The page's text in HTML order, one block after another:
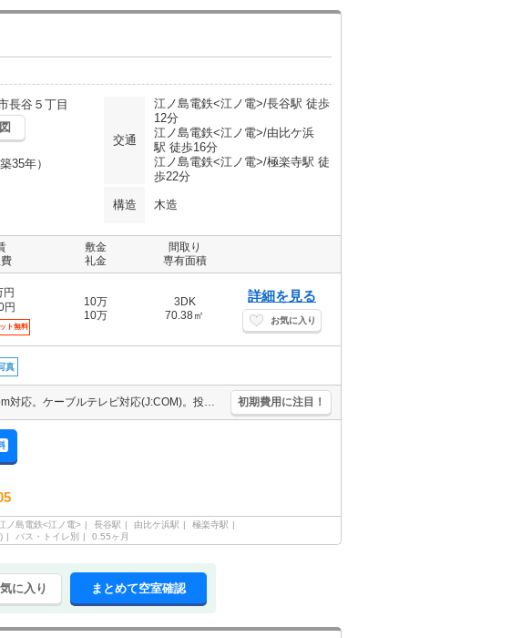
長谷５丁目
交通
江ノ島電鉄<江ノ電>/長谷駅 徒歩
12分
江ノ島電鉄<江ノ電>/由比ケ浜
駅 徒歩16分
江ノ島電鉄<江ノ電>/極楽寺駅 徒
歩22分
35年）
構造 木造
敷金
礼金
間取り
専有面積
円
円
ト無料
10万
10万
3DK
70.38㎡
詳細を見る
お気に入り
真
人気のファミリー向け物件。J:COM InMyRoom対応。ケーブルテレビ対応(J:COM)。投てき消火剤6,930円。2025年1月キッチン新品。 初期費用に注目！
ノ島電鉄<江ノ電> 長谷駅 由比ケ浜駅
極楽寺駅
バス・トイレ別 0.55ヶ月
に入り まとめて空室確認